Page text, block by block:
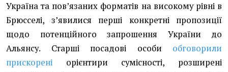
Україна та пов’язаних форматів на високому рівні в
Брюсселі, з’явилися перші конкретні пропозиції
щодо потенційного запрошення України до
Альянсу. Старші посадові особи обговорили
прискорені орієнтири сумісності, розширені